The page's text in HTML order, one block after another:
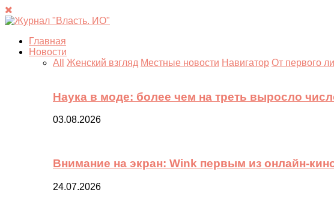
Главная
Новости
All
Женский взгляд Местные новости Навигатор От первого
Наука в моде: более чем на треть выросло
03.08.2026
Внимание на экран: Wink первым из онлайн-
24.07.2026